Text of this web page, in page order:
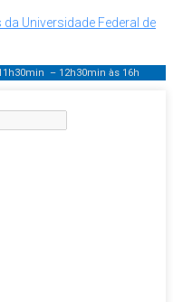
Universidade Federal de
– 12h30min às 16h